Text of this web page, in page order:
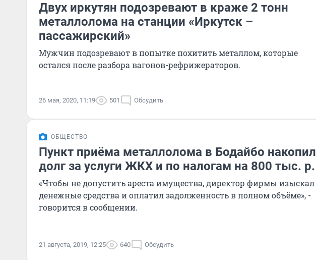
Двух иркутян подозревают в краже 2 тонн
металлолома на станции «Иркутск –
пассажирский»
Мужчин подозревают в попытке похитить металлом, которые
остался после разбора вагонов-рефрижераторов.
26 мая, 2020, 11:19 501 Обсудить
ОБЩЕСТВО
Пункт приёма металлолома в Бодайбо накопил
долг за услуги ЖКХ и по налогам на 800 тыс. р.
«Чтобы не допустить ареста имущества, директор фирмы изыскал
денежные средства и оплатил задолженность в полном объёме», -
говорится в сообщении.
21 августа, 2019, 12:25 640 Обсудить